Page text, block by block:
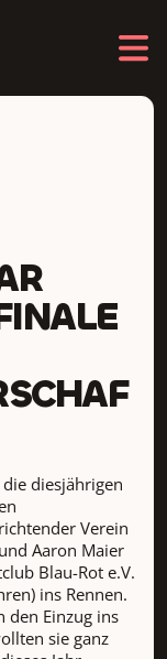
diesjährigen
Verein
Aaron Maier
Blau-Rot e.V.
ins Rennen.
den Einzug ins
sie ganz